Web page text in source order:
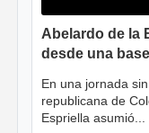
Abelardo de la
desde una
En una jornada
republicana de
Espriella asumió...